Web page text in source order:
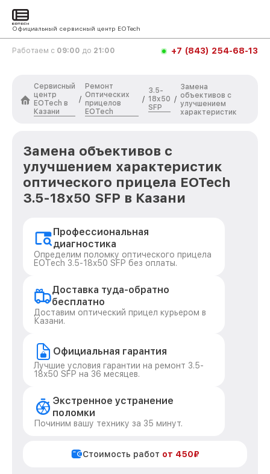
Официальный сервисный центр EOTech
Работаем с 09:00 до 21:00 +7 (843) 254-68-13
Сервисный
центр
EOTech в
Казани
/
Ремонт
Оптических
прицелов
EOTech
/
3.5-
18x50
SFP
/
Замена
объективов с
улучшением
характеристик
Замена объективов с
улучшением характеристик
оптического прицела EOTech
3.5-18x50 SFP в Казани
Профессиональная
диагностика
Определим поломку оптического прицела
EOTech 3.5-18x50 SFP без оплаты.
Доставка туда-обратно
бесплатно
Доставим оптический прицел курьером в
Казани.
Официальная гарантия
Лучшие условия гарантии на ремонт 3.5-
18x50 SFP на 36 месяцев.
Экстренное устранение
поломки
Починим вашу технику за 35 минут.
Стоимость работ от 450₽